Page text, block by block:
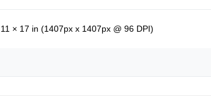
11 × 17 in (1407px x 1407px @ 96 DPI)